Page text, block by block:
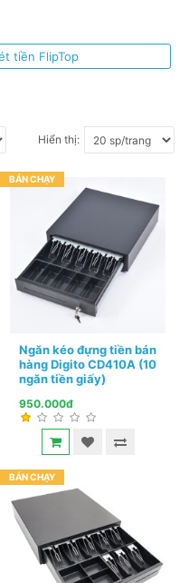
tiền FlipTop
Hiển thị:
BÁN CHẠY
Ngăn kéo đựng tiền bán
hàng Digito CD410A (10
ngăn tiền giấy)
950.000đ
BÁN CHẠY